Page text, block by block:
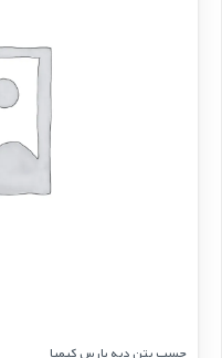
چسب بتن دبه پارس کیمیا